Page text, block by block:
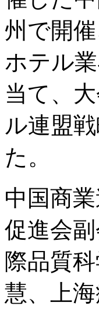
州で開
ホテル
当て、
ル連盟
た。
中国商
促進会
際品質
慧、上